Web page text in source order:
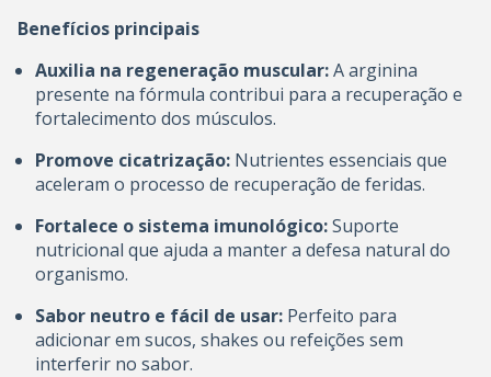
Benefícios principais
Auxilia na regeneração muscular:A arginina
presente na fórmula contribui para a recuperação e
fortalecimento dos músculos.
Promove cicatrização: Nutrientes essenciais que
aceleram o processo de recuperação de feridas.
Fortalece o sistema imunológico:Suporte
nutricional que ajuda a manter a defesa natural do
organismo.
Sabor neutro e fácil de usar: Perfeito para
adicionar em sucos, shakes ou refeições sem
interferir no sabor.